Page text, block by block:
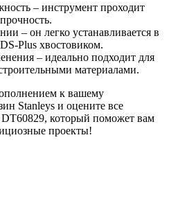
– инструмент проходит
– он легко устанавливается в
Plus хвостовиком.
– идеально подходит для
материалами.
к вашему
Stanleys и оцените все
который поможет вам
проекты!